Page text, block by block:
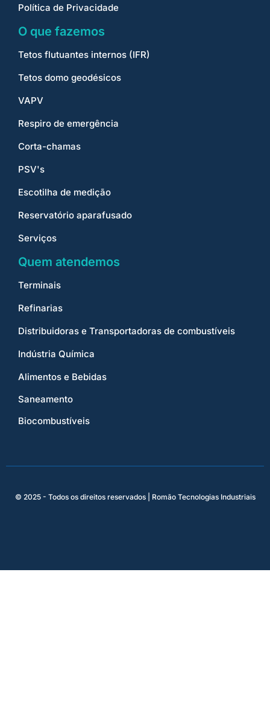
Política de Privacidade
O que fazemos
Tetos flutuantes internos (IFR)
Tetos domo geodésicos
VAPV
Respiro de emergência
Corta-chamas
PSV's
Escotilha de medição
Reservatório aparafusado
Serviços
Quem atendemos
Terminais
Refinarias
Distribuidoras e Transportadoras de combustíveis
Indústria Química
Alimentos e Bebidas
Saneamento
Biocombustíveis
© 2025 - Todos os direitos reservados | Romão Tecnologias Industriais